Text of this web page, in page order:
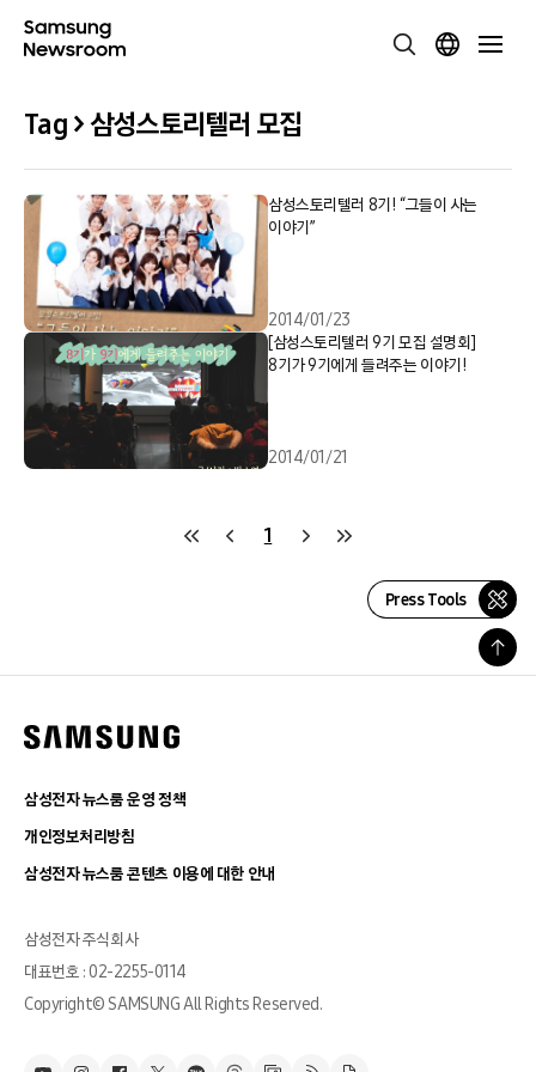
Tag > 삼성스토리텔러 모집
삼성스토리텔러 8기! “그들이 사는
이야기”
2014/01/23
[삼성스토리텔러 9기 모집 설명회]
8기가 9기에게 들려주는 이야기!
2014/01/21
1
Press Tools
삼성전자 뉴스룸 운영 정책
개인정보처리방침
삼성전자 뉴스룸 콘텐츠 이용에 대한 안내
삼성전자 주식회사
대표번호 : 02-2255-0114
Copyright© SAMSUNG All Rights Reserved.